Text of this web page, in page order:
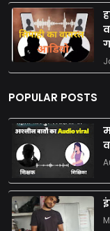
POPULAR POSTS